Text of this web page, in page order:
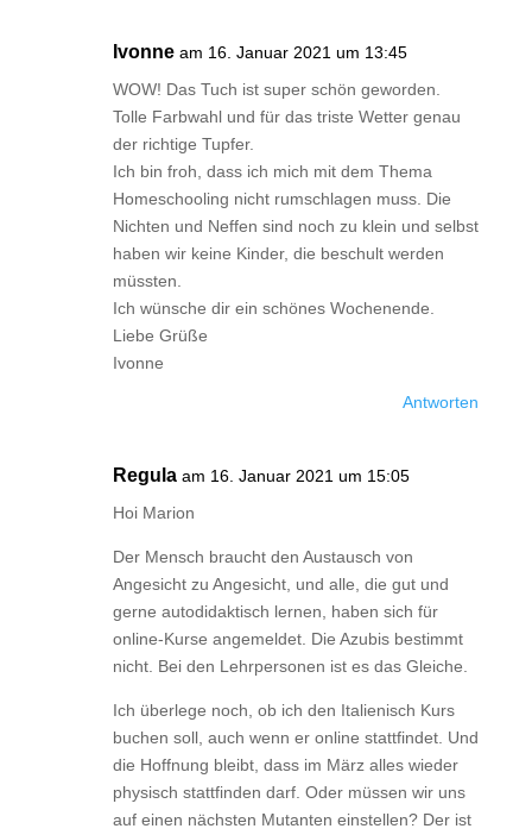
Ivonne am 16. Januar 2021 um 13:45
WOW! Das Tuch ist super schön geworden.
Tolle Farbwahl und für das triste Wetter genau
der richtige Tupfer.
Ich bin froh, dass ich mich mit dem Thema
Homeschooling nicht rumschlagen muss. Die
Nichten und Neffen sind noch zu klein und selbst
haben wir keine Kinder, die beschult werden
müssten.
Ich wünsche dir ein schönes Wochenende.
Liebe Grüße
Ivonne
Antworten
Regula am 16. Januar 2021 um 15:05
Hoi Marion
Der Mensch braucht den Austausch von
Angesicht zu Angesicht, und alle, die gut und
gerne autodidaktisch lernen, haben sich für
online-Kurse angemeldet. Die Azubis bestimmt
nicht. Bei den Lehrpersonen ist es das Gleiche.
Ich überlege noch, ob ich den Italienisch Kurs
buchen soll, auch wenn er online stattfindet. Und
die Hoffnung bleibt, dass im März alles wieder
physisch stattfinden darf. Oder müssen wir uns
auf einen nächsten Mutanten einstellen? Der ist